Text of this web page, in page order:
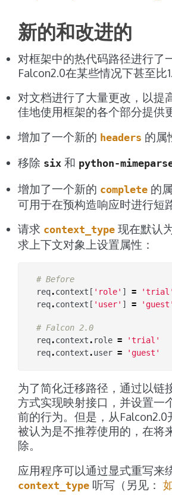
新的和改进的
对框架中的热代码路径进行了
Falcon2.0在某些情况下甚至比
对文档进行了大量更改，以提
佳地使用框架的各个部分提供
增加了一个新的 headers 的属
移除 six 和 python-
增加了一个新的 complete 的
可用于在预构造响应时进行短
请求 context_type 现在默认
求上下文对象上设置属性：
# Before
req.context [ 'role' ] =
'trial'
req.context [ 'user' ] = 'guest'
# Falcon 2.0
req.context . role =
'trial'
req.context .user = 'guest'
为了简化迁移路径，通过以链
方式实现映射接口，并设置一
前的行为。但是，从
被认为是不推荐使用的，在将
除。
应用程序可以通过显式重写来
context_type 听写（另见：